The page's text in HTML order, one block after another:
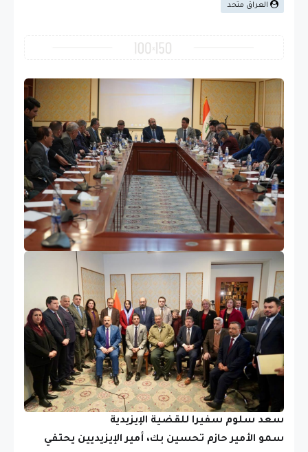
العراق متحد
سعد سلوم سفيرا للقضية الإيزيدية
سمو الأمير حازم تحسين بك، أمير الإيزيديين يحتفي